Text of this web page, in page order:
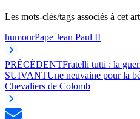
Les mots-clés/tags associés à cet
humourPape Jean Paul II
PRÉCÉDENTFratelli tutti : la
SUIVANTUne neuvaine pour la
Chevaliers de Colomb